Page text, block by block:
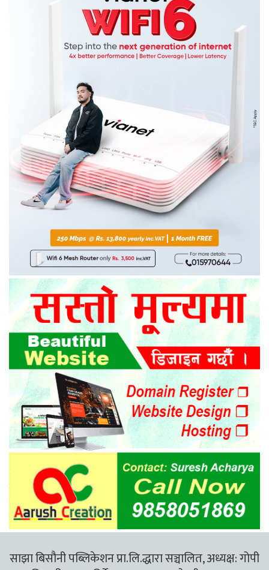
साझा बिसौनी पब्लिकेशन प्रा.लि.द्धारा सञ्चालित, अध्यक्ष: गोपी